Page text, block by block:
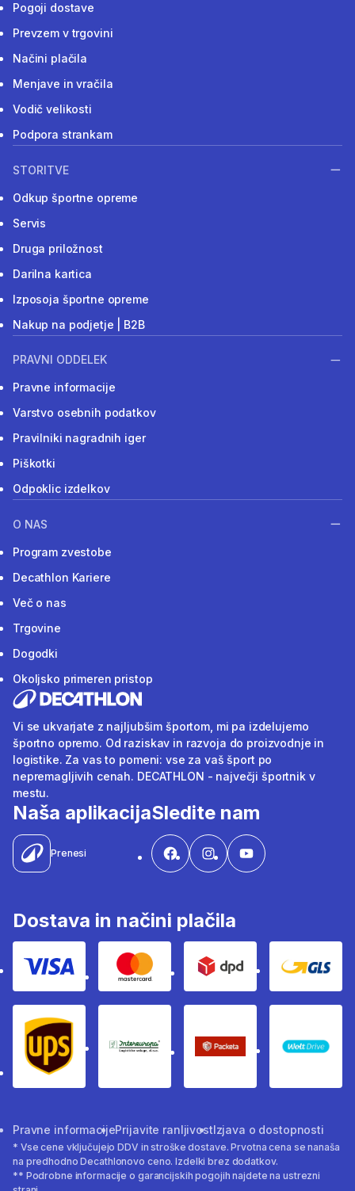
Pogoji dostave
Prevzem v trgovini
Načini plačila
Menjave in vračila
Vodič velikosti
Podpora strankam
STORITVE
Odkup športne opreme
Servis
Druga priložnost
Darilna kartica
Izposoja športne opreme
Nakup na podjetje | B2B
PRAVNI ODDELEK
Pravne informacije
Varstvo osebnih podatkov
Pravilniki nagradnih iger
Piškotki
Odpoklic izdelkov
O NAS
Program zvestobe
Decathlon Kariere
Več o nas
Trgovine
Dogodki
Okoljsko primeren pristop
Vi se ukvarjate z najljubšim športom, mi pa izdelujemo
športno opremo. Od raziskav in razvoja do proizvodnje in
logistike. Za vas to pomeni: vse za vaš šport po
nepremagljivih cenah. DECATHLON - največji športnik v
mestu.
Naša aplikacija
Prenesi
Sledite nam
Dostava in načini plačila
Visa Mastercard Dpd Gls
Ups Intereuropa Packeta Sledenje
WOLT
Pravne informacijePrijavite ranljivostIzjava o dostopnosti
* Vse cene vključujejo DDV in stroške dostave. Prvotna cena se nanaša
na predhodno Decathlonovo ceno. Izdelki brez dodatkov.
** Podrobne informacije o garancijskih pogojih najdete na ustrezni